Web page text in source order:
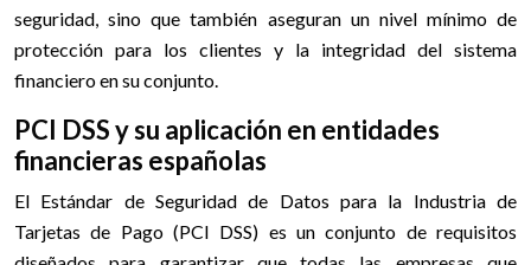
seguridad, sino que también aseguran un nivel mínimo de
protección para los clientes y la integridad del sistema
financiero en su conjunto.
PCI DSS y su aplicación en entidades
financieras españolas
El Estándar de Seguridad de Datos para la Industria de
Tarjetas de Pago (PCI DSS) es un conjunto de requisitos